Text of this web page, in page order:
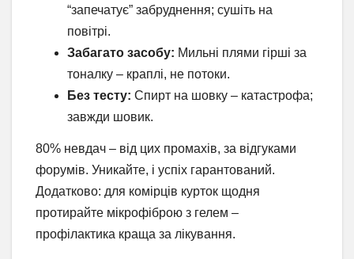
“запечатує” забруднення; сушіть на
повітрі.
Забагато засобу: Мильні плями гірші за
тоналку – краплі, не потоки.
Без тесту: Спирт на шовку – катастрофа;
завжди шовик.
80% невдач – від цих промахів, за відгуками
форумів. Уникайте, і успіх гарантований.
Додатково: для комірців курток щодня
протирайте мікрофіброю з гелем –
профілактика краща за лікування.